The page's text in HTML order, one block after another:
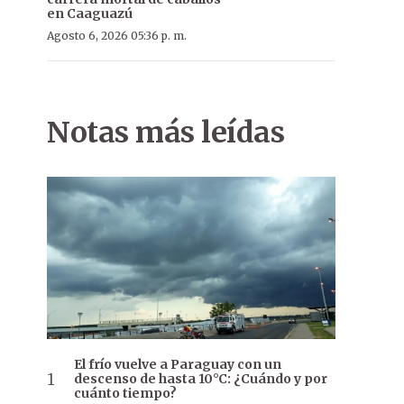
en Caaguazú
Agosto 6, 2026 05:36 p. m.
Notas más leídas
El frío vuelve a Paraguay con un
descenso de hasta 10°C: ¿Cuándo y por
cuánto tiempo?